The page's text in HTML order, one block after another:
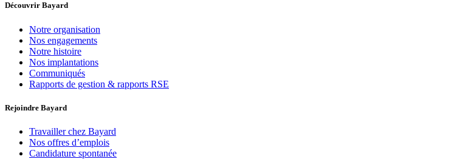
Découvrir Bayard
Notre organisation
Nos engagements
Notre histoire
Nos implantations
Communiqués
Rapports de gestion & rapports RSE
Rejoindre Bayard
Travailler chez Bayard
Nos offres d’emplois
Candidature spontanée